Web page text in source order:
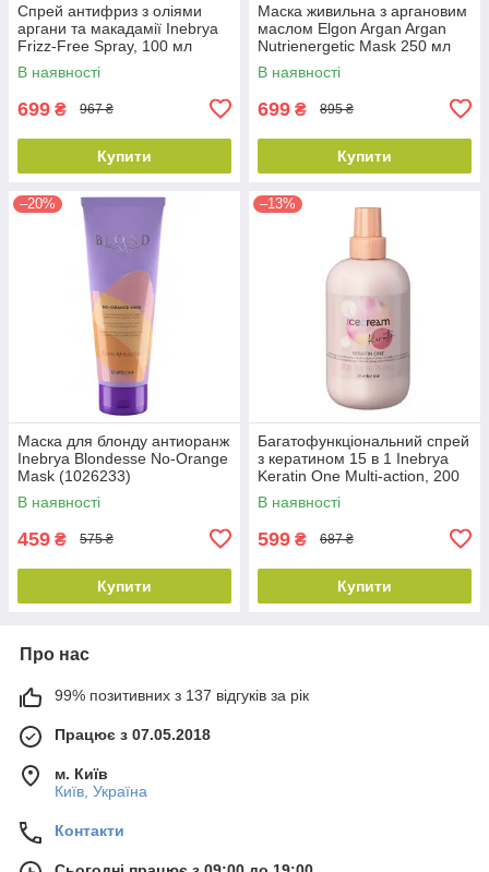
Спрей антифриз з оліями
аргани та макадамії Inebrya
Frizz-Free Spray, 100 мл
(1026335)
В наявності
699 ₴ 967 ₴
Купити
Маска живильна з аргановим
маслом Elgon Argan Argan
Nutrienergetic Mask 250 мл
(682948)
В наявності
699 ₴ 895 ₴
Купити
–20%
Маска для блонду антиоранж
Inebrya Blondesse No-Orange
Mask (1026233)
В наявності
459 ₴ 575 ₴
Купити
–13%
Багатофункціональний спрей
з кератином 15 в 1 Inebrya
Keratin One Multi-action, 200
мл (1026315)
В наявності
599 ₴ 687 ₴
Купити
Про нас
99% позитивних з 137 відгуків за рік
Працює з 07.05.2018
м. Київ
Київ, Україна
Контакти